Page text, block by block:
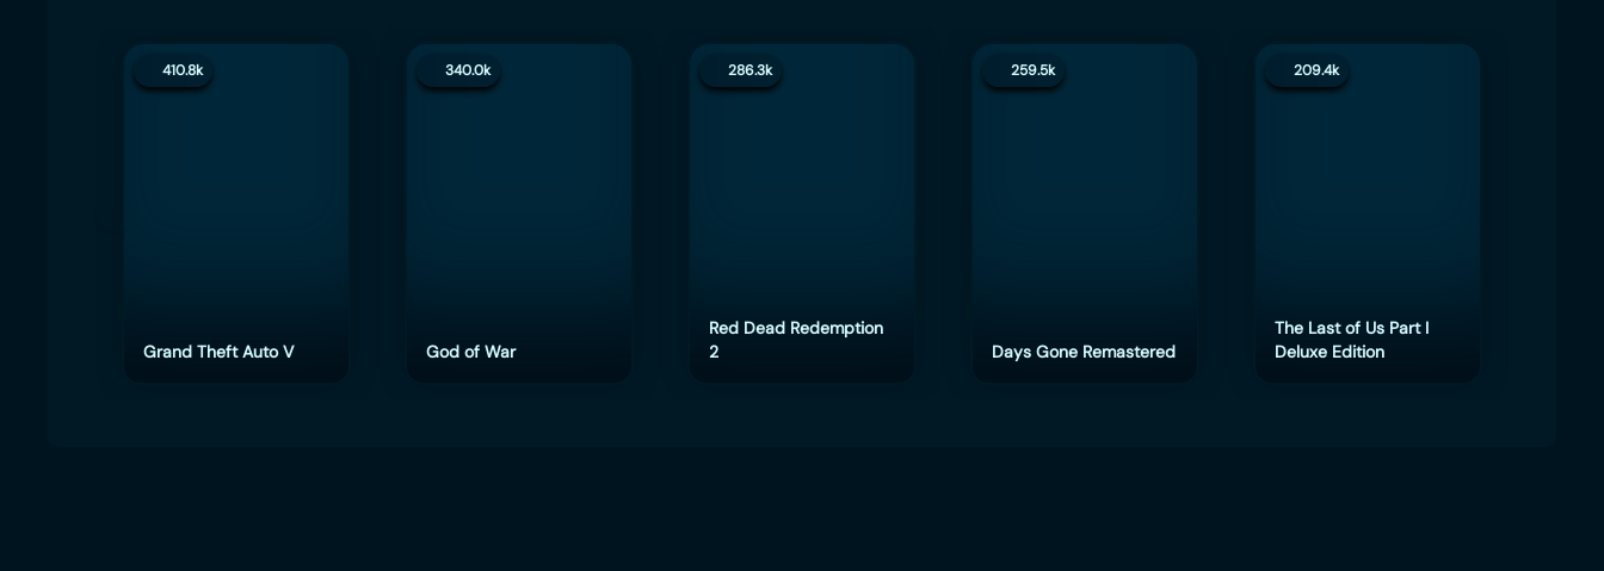
410.8k
Grand Theft Auto V
340.0k
God of War
286.3k
Red Dead Redemption
2
259.5k
Days Gone Remastered
209.4k
The Last of Us Part I
Deluxe Edition